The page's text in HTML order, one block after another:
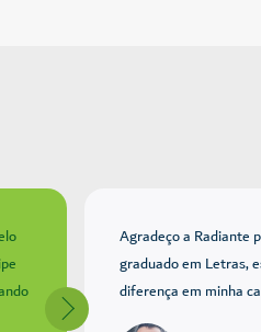
Agradeço a Radiante
graduado em Letras,
diferença em minha